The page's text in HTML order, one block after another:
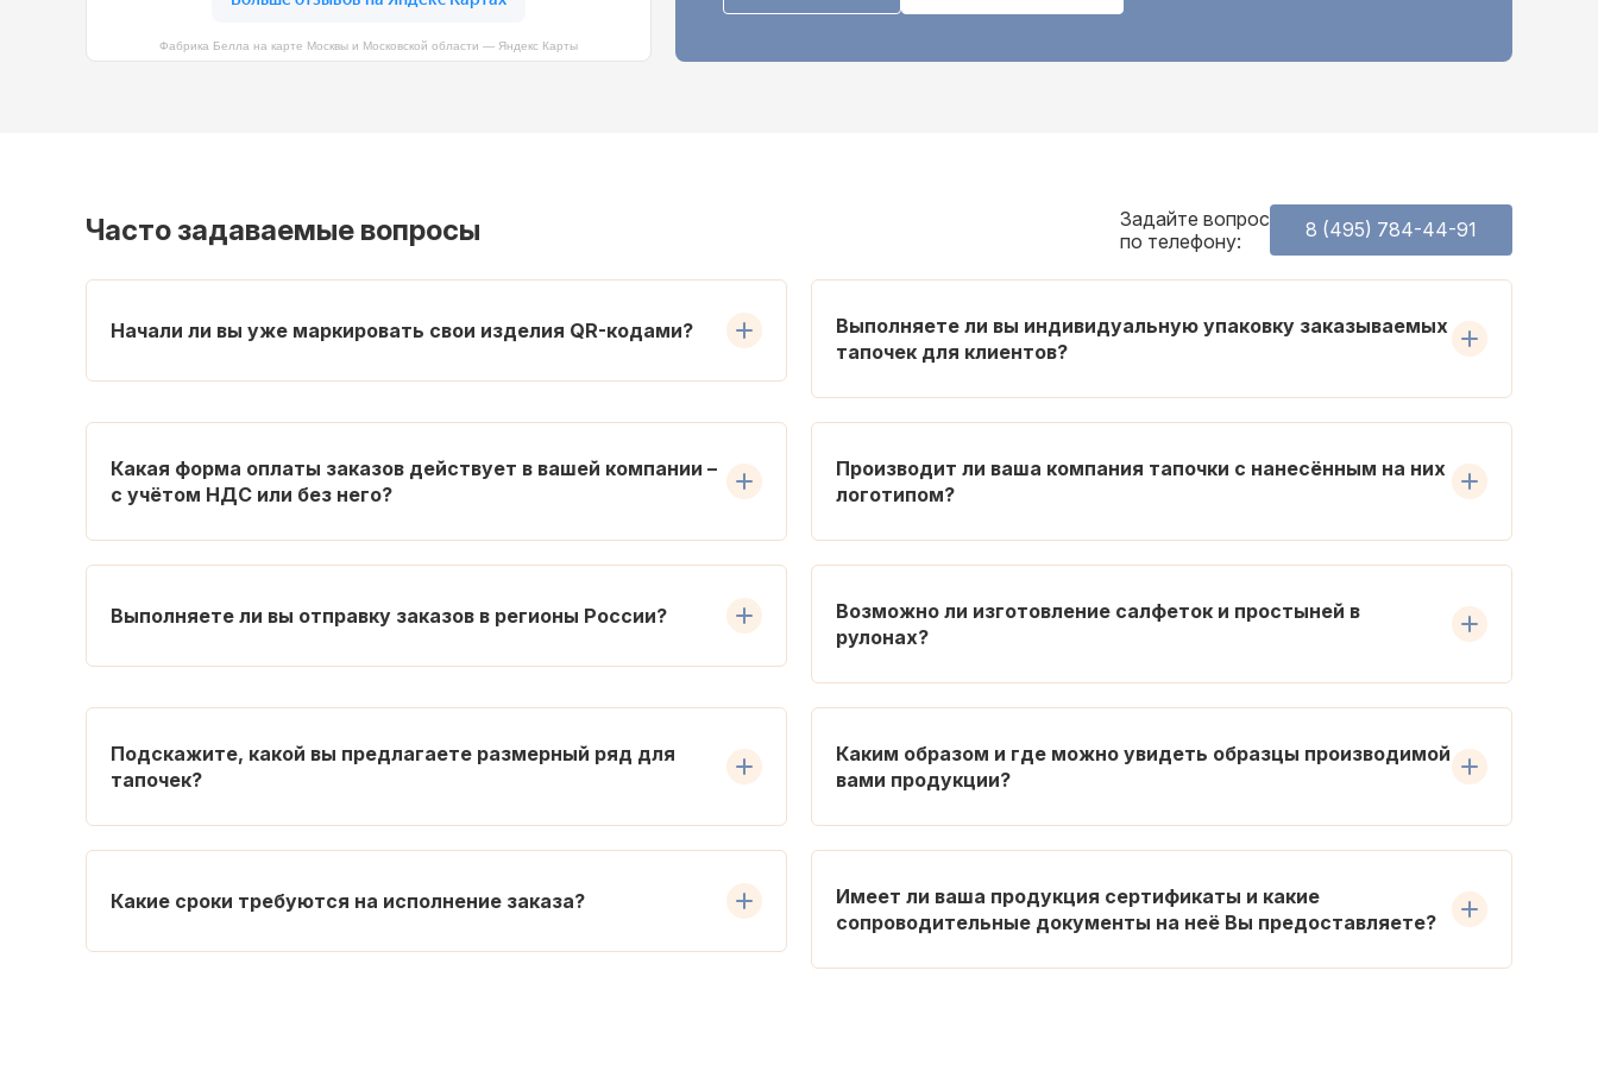
Фабрика Белла на карте Москвы и Московской области — Яндекс Карты
Часто задаваемые вопросы
Задайте вопрос
по телефону:
8 (495) 784-44-91
Начали ли вы уже маркировать свои изделия QR-кодами?
Выполняете ли вы индивидуальную упаковку заказываемых
тапочек для клиентов?
Какая форма оплаты заказов действует в вашей компании –
с учётом НДС или без него?
Производит ли ваша компания тапочки с нанесённым на них
логотипом?
Выполняете ли вы отправку заказов в регионы России?
Возможно ли изготовление салфеток и простыней в
рулонах?
Подскажите, какой вы предлагаете размерный ряд для
тапочек?
Каким образом и где можно увидеть образцы производимой
вами продукции?
Какие сроки требуются на исполнение заказа?
Имеет ли ваша продукция сертификаты и какие
сопроводительные документы на неё Вы предоставляете?